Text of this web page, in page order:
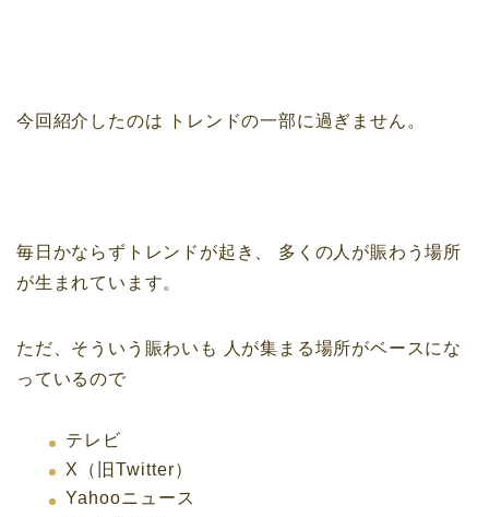
今回紹介したのは トレンドの一部に過ぎません。
毎日かならずトレンドが起き、
多くの人が賑わう場所
が生まれています。
ただ、そういう賑わいも
人が集まる場所がベースにな
っているので
テレビ
X（旧Twitter）
Yahooニュース